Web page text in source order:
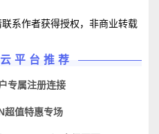
系作者获得授权，非商业转载
平台推荐
专属注册连接
超值特惠专场